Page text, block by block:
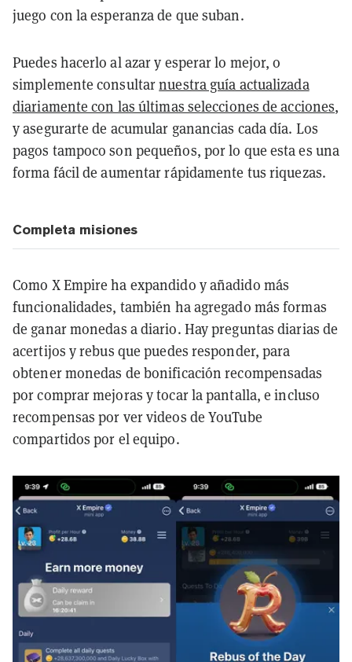
juego con la esperanza de que suban.
Puedes hacerlo al azar y esperar lo mejor, o
simplemente consultarnuestra guía actualizada
diariamente con las últimas selecciones de acciones,
y asegurarte de acumular ganancias cada día. Los
pagos tampoco son pequeños, por lo que esta es una
forma fácil de aumentar rápidamente tus riquezas.
Completa misiones
Como X Empire ha expandido y añadido más
funcionalidades, también ha agregado más formas
de ganar monedas a diario. Hay preguntas diarias de
acertijos y rebus que puedes responder, para
obtener monedas de bonificación recompensadas
por comprar mejoras y tocar la pantalla, e incluso
recompensas por ver videos de YouTube
compartidos por el equipo.